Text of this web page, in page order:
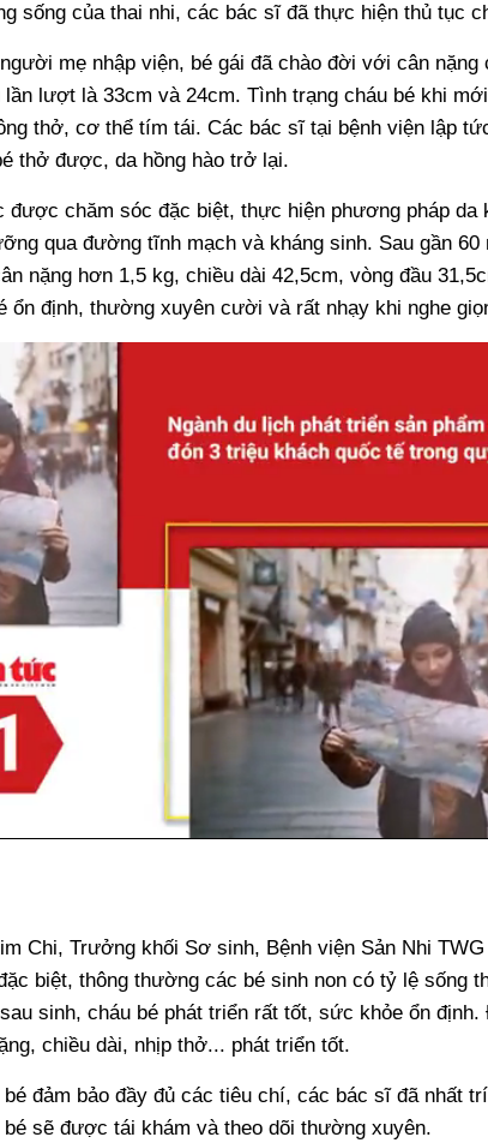
sống của thai nhi, các bác sĩ đã thực hiện thủ tục
mẹ nhập viện, bé gái đã chào đời với cân nặng
lần lượt là 33cm và 24cm. Tình trạng cháu bé khi
thở, cơ thể tím tái. Các bác sĩ tại bệnh viện lập
thở được, da hồng hào trở lại.
được chăm sóc đặc biệt, thực hiện phương pháp da
qua đường tĩnh mạch và kháng sinh. Sau gần 60
nặng hơn 1,5 kg, chiều dài 42,5cm, vòng đầu
ổn định, thường xuyên cười và rất nhạy khi nghe
Chi, Trưởng khối Sơ sinh, Bệnh viện Sản Nhi
biệt, thông thường các bé sinh non có tỷ lệ sống
sinh, cháu bé phát triển rất tốt, sức khỏe ổn
chiều dài, nhịp thở... phát triển tốt.
bé đảm bảo đầy đủ các tiêu chí, các bác sĩ đã nhất
sẽ được tái khám và theo dõi thường xuyên.